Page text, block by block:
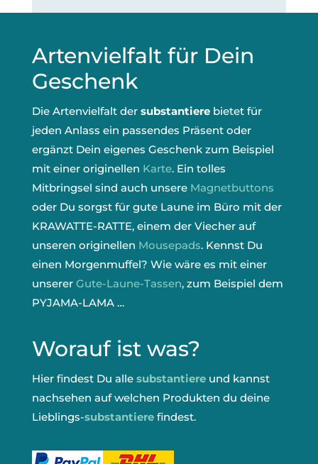
Artenvielfalt für Dein
Geschenk
Die Artenvielfalt der substantierebietet für
jeden Anlass ein passendes Präsent oder
ergänzt Dein eigenes Geschenk zum Beispiel
mit einer originellen Karte. Ein tolles
Mitbringsel sind auch unsere Magnetbuttons
oder Du sorgst für gute Laune im Büro mit der
KRAWATTE-RATTE, einem der Viecher auf
unseren originellen Mousepads. Kennst Du
einen Morgenmuffel? Wie wäre es mit einer
unserer Gute-Laune-Tassen, zum Beispiel dem
PYJAMA-LAMA …
Worauf ist was?
Hier findest Du alle substantiereund kannst
nachsehen auf welchen Produkten du deine
Lieblings-substantierefindest.